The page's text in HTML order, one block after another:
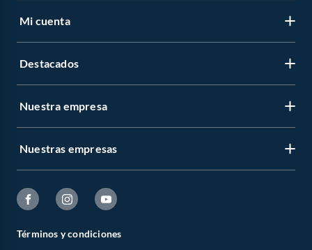
Mi cuenta
Destacados
Nuestra empresa
Nuestras empresas
Términos y condiciones